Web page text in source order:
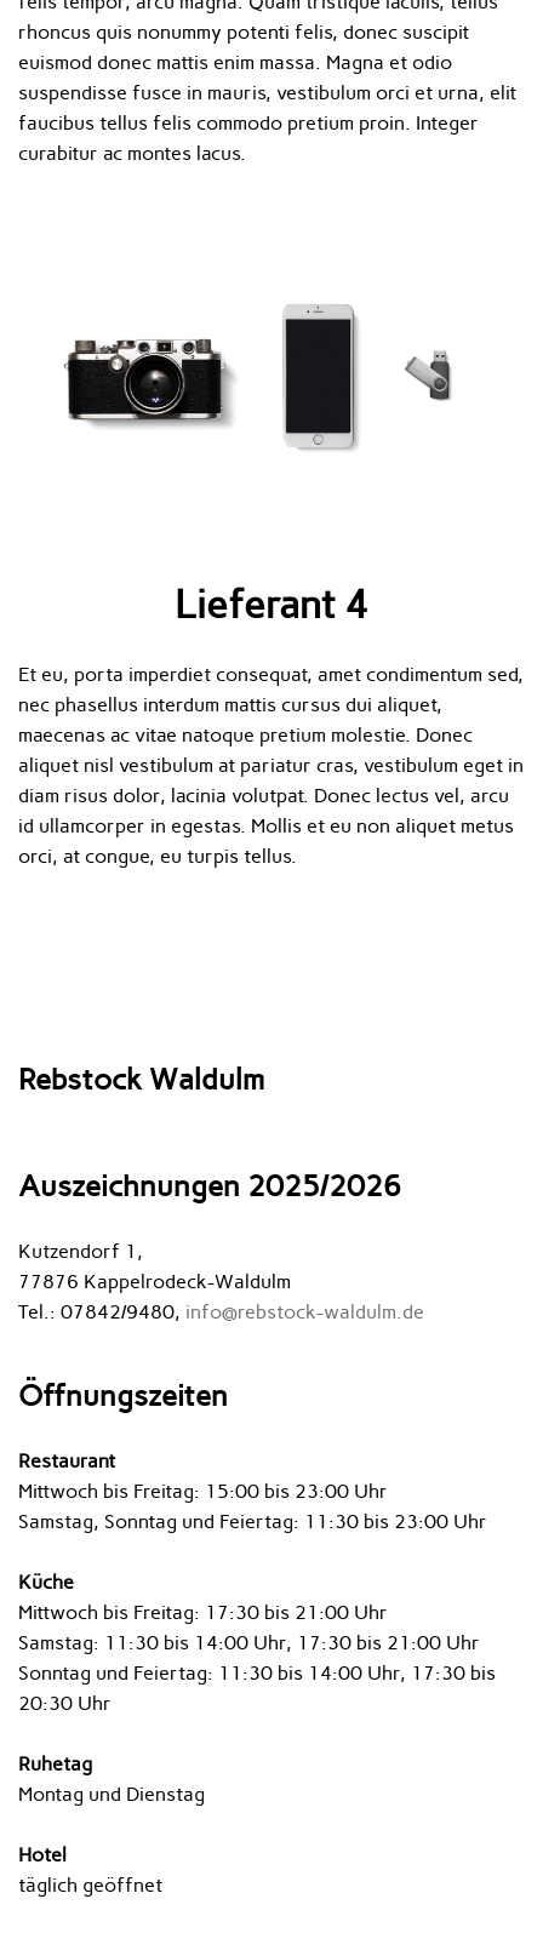
rhoncus quis nonummy potenti felis, donec suscipit
euismod donec mattis enim massa. Magna et odio
suspendisse fusce in mauris, vestibulum orci et urna, elit
faucibus tellus felis commodo pretium proin. Integer
curabitur ac montes lacus.
Lieferant 4
Et eu, porta imperdiet consequat, amet condimentum sed,
nec phasellus interdum mattis cursus dui aliquet,
maecenas ac vitae natoque pretium molestie. Donec
aliquet nisl vestibulum at pariatur cras, vestibulum eget in
diam risus dolor, lacinia volutpat. Donec lectus vel, arcu
id ullamcorper in egestas. Mollis et eu non aliquet metus
orci, at congue, eu turpis tellus.
Rebstock Waldulm
Auszeichnungen 2025/2026
Kutzendorf 1,
77876 Kappelrodeck-Waldulm
Tel.: 07842/9480, info@rebstock-waldulm.de
Öffnungszeiten
Restaurant
Mittwoch bis Freitag: 15:00 bis 23:00 Uhr
Samstag, Sonntag und Feiertag: 11:30 bis 23:00 Uhr
Küche
Mittwoch bis Freitag: 17:30 bis 21:00 Uhr
Samstag: 11:30 bis 14:00 Uhr, 17:30 bis 21:00 Uhr
Sonntag und Feiertag: 11:30 bis 14:00 Uhr, 17:30 bis
20:30 Uhr
Ruhetag
Montag und Dienstag
Hotel
täglich geöffnet